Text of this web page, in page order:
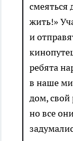
жить!»
и
ребята
в наше
дом, свой
но все